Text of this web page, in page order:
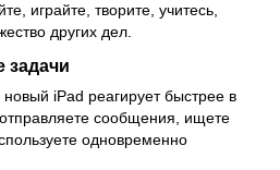
играйте, творите, учитесь,
других дел.
iPad реагирует быстрее в
сообщения, ищете
одновременно